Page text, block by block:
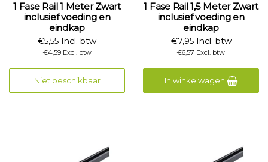
1 Fase Rail 1 Meter Zwart
inclusief voeding en
eindkap
€5,55 Incl. btw
€4,59 Excl. btw
Niet beschikbaar
1 Fase Rail 1,5 Meter Zwart
inclusief voeding en
eindkap
€7,95 Incl. btw
€6,57 Excl. btw
In winkelwagen